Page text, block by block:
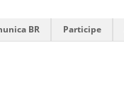
BR Participe